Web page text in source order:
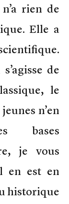
rien de
Elle a
de
le
n’en
bases
je vous
en est en
historique